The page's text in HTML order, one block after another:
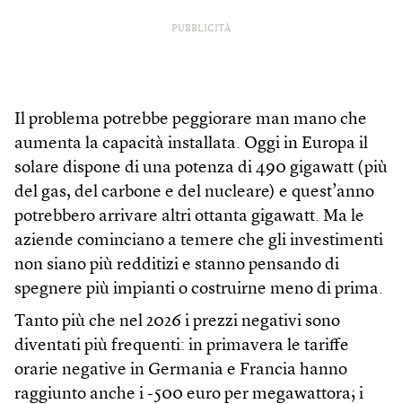
PUBBLICITÀ
Il problema potrebbe peggiorare man mano che
aumenta la capacità installata. Oggi in Europa il
solare dispone di una potenza di 490 gigawatt (più
del gas, del carbone e del nucleare) e quest’anno
potrebbero arrivare altri ottanta gigawatt. Ma le
aziende cominciano a temere che gli investimenti
non siano più redditizi e stanno pensando di
spegnere più impianti o costruirne meno di prima.
Tanto più che nel 2026 i prezzi negativi sono
diventati più frequenti: in primavera le tariffe
orarie negative in Germania e Francia hanno
raggiunto anche i -500 euro per megawattora; i